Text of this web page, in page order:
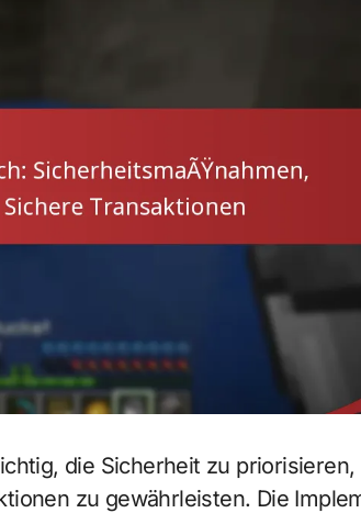
die Sicherheit zu priorisieren,
zu gewährleisten. Die